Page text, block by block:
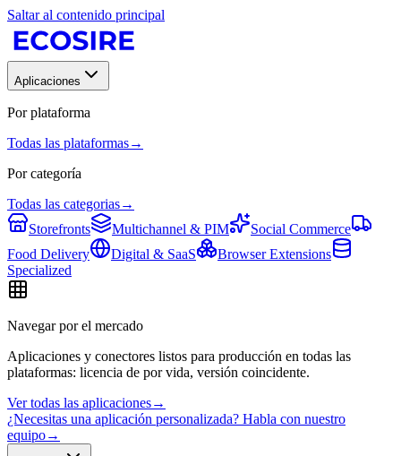
Saltar al contenido principal
Aplicaciones
Por plataforma
Todas las plataformas→
Por categoría
Todas las categorias→
Storefronts
Multichannel & PIM
Social Commerce
Food Delivery
Digital & SaaS
Browser Extensions
Specialized
Navegar por el mercado
Aplicaciones y conectores listos para producción en todas las
plataformas: licencia de por vida, versión coincidente.
Ver todas las aplicaciones→
¿Necesitas una aplicación personalizada? Habla con nuestro
equipo→